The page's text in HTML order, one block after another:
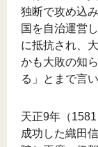
独断で攻め込
国を自治運営
に抵抗され、
かも大敗の知
る」とまで言
天正9年（
成功した織田